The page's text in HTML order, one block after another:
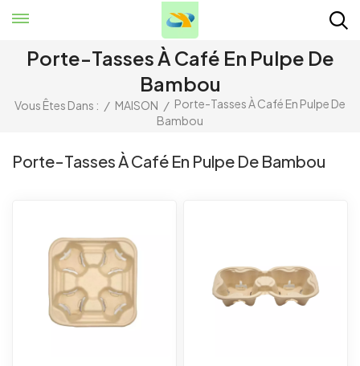
Porte-Tasses À Café En Pulpe De
Bambou
Vous Êtes Dans : / MAISON / Porte-Tasses À Café En Pulpe De
Bambou
Porte-Tasses À Café En Pulpe De Bambou